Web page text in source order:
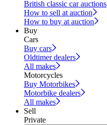
British classic car auctions
How to sell at auction
How to buy at auction
Buy
Cars
Buy cars
Oldtimer dealers
All makes
Motorcycles
Buy Motorbikes
Motorbike dealers
All makes
Sell
Private